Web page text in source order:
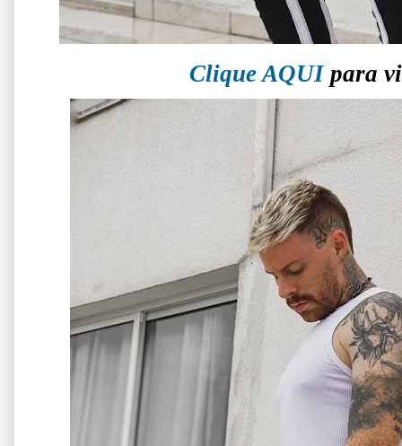
Clique AQUIpara